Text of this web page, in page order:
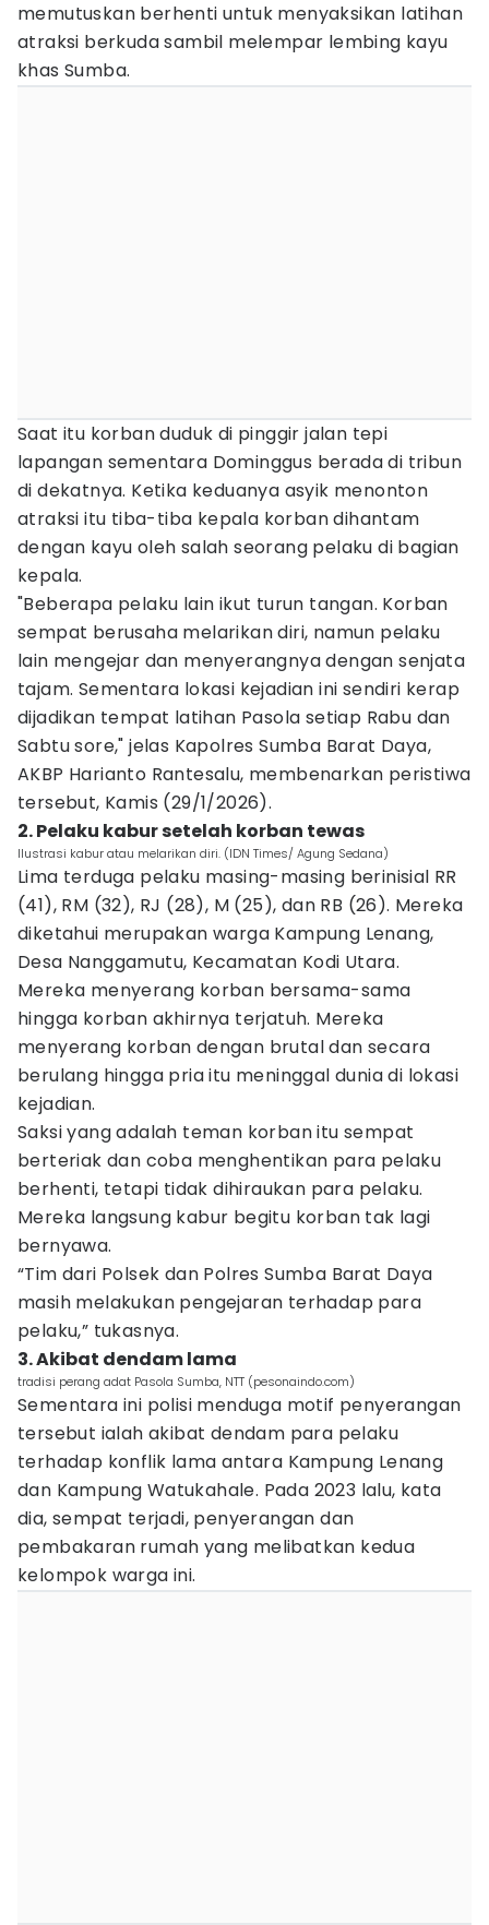
memutuskan berhenti untuk menyaksikan latihan
atraksi berkuda sambil melempar lembing kayu
khas Sumba.
Saat itu korban duduk di pinggir jalan tepi
lapangan sementara Dominggus berada di tribun
di dekatnya. Ketika keduanya asyik menonton
atraksi itu tiba-tiba kepala korban dihantam
dengan kayu oleh salah seorang pelaku di bagian
kepala.
"Beberapa pelaku lain ikut turun tangan. Korban
sempat berusaha melarikan diri, namun pelaku
lain mengejar dan menyerangnya dengan senjata
tajam. Sementara lokasi kejadian ini sendiri kerap
dijadikan tempat latihan Pasola setiap Rabu dan
Sabtu sore," jelas Kapolres Sumba Barat Daya,
AKBP Harianto Rantesalu, membenarkan peristiwa
tersebut, Kamis (29/1/2026).
2. Pelaku kabur setelah korban tewas
Ilustrasi kabur atau melarikan diri. (IDN Times/ Agung Sedana)
Lima terduga pelaku masing-masing berinisial RR
(41), RM (32), RJ (28), M (25), dan RB (26). Mereka
diketahui merupakan warga Kampung Lenang,
Desa Nanggamutu, Kecamatan Kodi Utara.
Mereka menyerang korban bersama-sama
hingga korban akhirnya terjatuh. Mereka
menyerang korban dengan brutal dan secara
berulang hingga pria itu meninggal dunia di lokasi
kejadian.
Saksi yang adalah teman korban itu sempat
berteriak dan coba menghentikan para pelaku
berhenti, tetapi tidak dihiraukan para pelaku.
Mereka langsung kabur begitu korban tak lagi
bernyawa.
“Tim dari Polsek dan Polres Sumba Barat Daya
masih melakukan pengejaran terhadap para
pelaku,” tukasnya.
3. Akibat dendam lama
tradisi perang adat Pasola Sumba, NTT (pesonaindo.com)
Sementara ini polisi menduga motif penyerangan
tersebut ialah akibat dendam para pelaku
terhadap konflik lama antara Kampung Lenang
dan Kampung Watukahale. Pada 2023 lalu, kata
dia, sempat terjadi, penyerangan dan
pembakaran rumah yang melibatkan kedua
kelompok warga ini.